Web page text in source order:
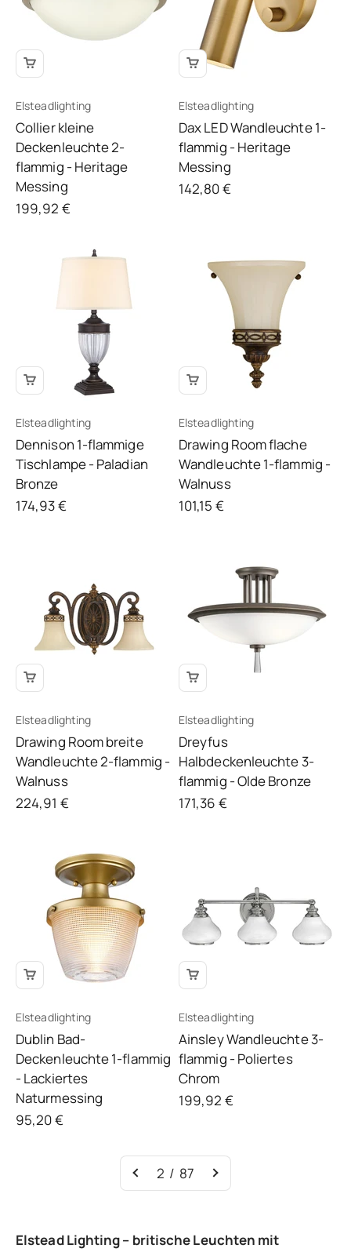
Elsteadlighting
Collier kleine
Deckenleuchte 2-
flammig - Heritage
Messing
Angebot
199,92 €
Elsteadlighting
Dax LED Wandleuchte 1-
flammig - Heritage
Messing
Angebot
142,80 €
Elsteadlighting
Dennison 1-flammige
Tischlampe - Paladian
Bronze
Angebot
174,93 €
Elsteadlighting
Drawing Room flache
Wandleuchte 1-flammig -
Walnuss
Angebot
101,15 €
Elsteadlighting
Drawing Room breite
Wandleuchte 2-flammig -
Walnuss
Angebot
224,91 €
Elsteadlighting
Dreyfus
Halbdeckenleuchte 3-
flammig - Olde Bronze
Angebot
171,36 €
Elsteadlighting
Dublin Bad-
Deckenleuchte 1-flammig
- Lackiertes
Naturmessing
Angebot
95,20 €
Elsteadlighting
Ainsley Wandleuchte 3-
flammig - Poliertes
Chrom
Angebot
199,92 €
2 / 87
Elstead Lighting – britische Leuchten mit